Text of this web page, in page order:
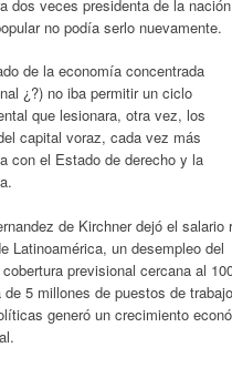
dos veces presidenta de la
no podía serlo nuevamente.
de la economía concentrada
¿?) no iba permitir un ciclo
que lesionara, otra vez, los
capital voraz, cada vez más
con el Estado de derecho y la
de Kirchner dejó el salario
Latinoamérica, un desempleo del
previsional cercana al
de 5 millones de puestos de
generó un crecimiento